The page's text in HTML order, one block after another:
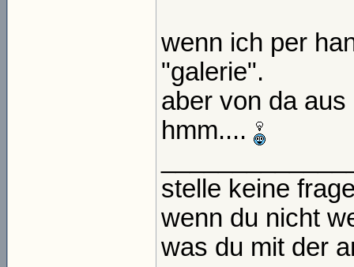
wenn ich per
"galerie".
aber von da
hmm....
stelle keine
wenn du nicht
was du mit der